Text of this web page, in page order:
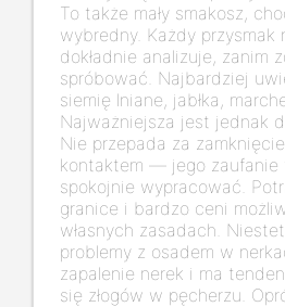
To także mały smakosz,
wybredny. Każdy przysmak
dokładnie analizuje, zanim
spróbować. Najbardziej
siemię lniane, jabłka,
Najważniejsza jest jednak
Nie przepada za
kontaktem — jego zaufanie
spokojnie wypracować.
granice i bardzo ceni
własnych zasadach.
problemy z osadem w
zapalenie nerek i ma
się złogów w pęcherzu.